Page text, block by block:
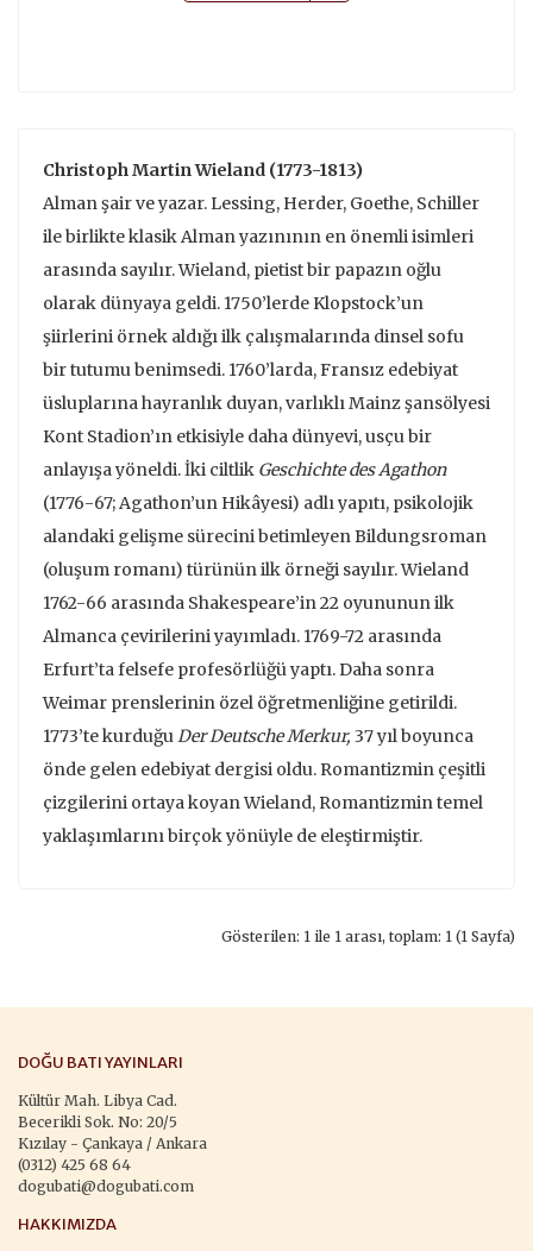
Christoph Martin Wieland (1773-1813)
Alman şair ve yazar. Lessing, Herder, Goethe, Schiller
ile birlikte klasik Al­man yazınının en önemli isimleri
arasında sayılır. Wieland, pietist bir pa­pazın oğlu
olarak dünyaya geldi. 1750’lerde Klopstock’un
şiirlerini örnek aldığı ilk çalışmalarında dinsel sofu
bir tutumu benimsedi. 1760’larda, Fransız edebiyat
üsluplarına hayranlık duyan, varlıklı Mainz şansölyesi
Kont Stadion’ın etkisiyle daha dünyevi, usçu bir
anlayışa yöneldi. İki ciltlik Geschichte des Agathon
(1776-67; Agathon’un Hikâyesi) adlı yapıtı, psikolojik
alandaki gelişme sürecini betimleyen Bildungsroman
(oluşum romanı) türünün ilk örneği sayılır. Wieland
1762-66 arasında Shakespeare’in 22 oyu­nunun ilk
Almanca çevirilerini yayımladı. 1769-72 arasında
Erfurt’ta fel­sefe profesörlüğü yaptı. Daha sonra
Weimar prenslerinin özel öğretmenliğine getirildi.
1773’te kurduğu Der Deutsche Merkur, 37 yıl boyunca
önde gelen edebiyat dergisi oldu. Romantizmin çeşitli
çizgilerini ortaya ko­yan Wieland, Romantizmin temel
yaklaşımlarını birçok yönüyle de eleştir­miştir.
Gösterilen: 1 ile 1 arası, toplam: 1 (1 Sayfa)
DOĞU BATI YAYINLARI
Kültür Mah. Libya Cad.
Becerikli Sok. No: 20/5
Kızılay - Çankaya / Ankara
(0312) 425 68 64
dogubati@dogubati.com
HAKKIMIZDA